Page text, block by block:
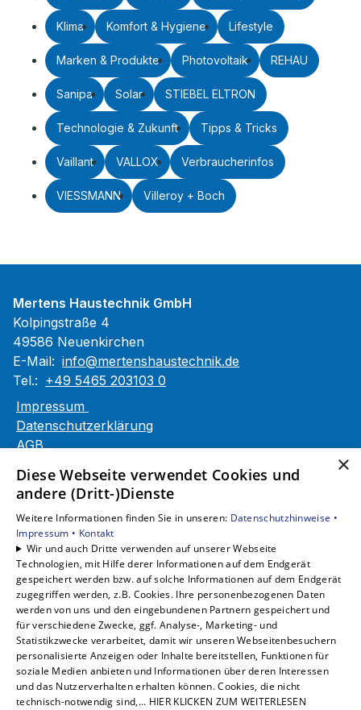
Klima Komfort & Hygiene Lifestyle
Marken & Produkte Photovoltaik REHAU
Sanipa Solar STIEBEL ELTRON
Technologie & Zukunft Tipps & Tricks
Vaillant VALLOX Verbraucherinfos
VIESSMANN Villeroy + Boch
Mertens Haustechnik GmbH
Kolpingstraße 4
49586 Neuenkirchen
E-Mail: info@mertenshaustechnik.de
Tel.: +49 5465 203103 0
Impressum
Datenschutzerklärung
AGB
Unsere Bereiche
Privatkunden
Gewerbekunden
Karriere
Unternehmen
Kontakt
×
Diese Webseite verwendet Cookies und
andere (Dritt-)Dienste
Weitere Informationen finden Sie in unseren: Datenschutzhinweise •
Impressum • Kontakt
Wir und auch Dritte verwenden auf unserer Webseite
Technologien, mit Hilfe derer Informationen auf dem Endgerät
gespeichert werden bzw. auf solche Informationen auf dem Endgerät
zugegriffen werden, z.B. Cookies. Ihre personenbezogenen Daten
werden von uns und den eingebundenen Partnern gespeichert und
für verschiedene Zwecke, ggf. Analyse-, Marketing- und
Statistikzwecke verarbeitet, damit wir unseren Webseitenbesuchern
personalisierte Anzeigen oder Inhalte bereitstellen, Funktionen für
soziale Medien anbieten und Informationen über deren Interessen
und das Nutzerverhalten erhalten können. Cookies, die nicht
technisch-notwendig sind,... HIER KLICKEN ZUM WEITERLESEN